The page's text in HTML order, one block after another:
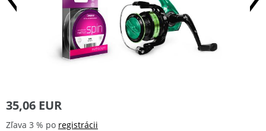
35,06 EUR
Zľava 3 % po registrácii